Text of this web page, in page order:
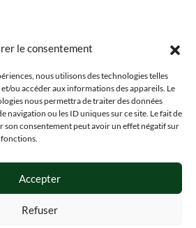
le consentement
nous utilisons des technologies telles
ou accéder aux informations des appareils. Le
nous permettra de traiter des données
navigation ou les ID uniques sur ce site. Le fait de
son consentement peut avoir un effet négatif sur
Accepter
Refuser
- 18:00